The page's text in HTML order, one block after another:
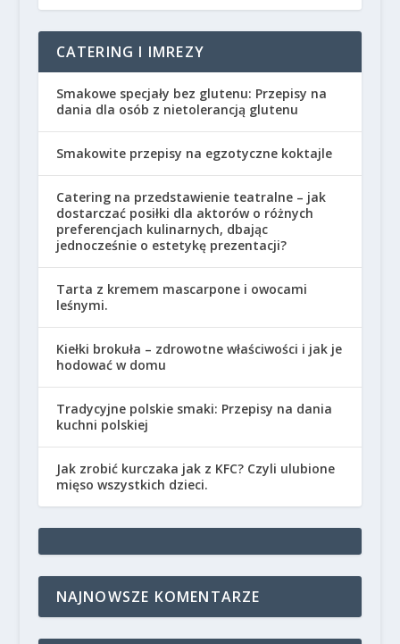
CATERING I IMREZY
Smakowe specjały bez glutenu: Przepisy na
dania dla osób z nietolerancją glutenu
Smakowite przepisy na egzotyczne koktajle
Catering na przedstawienie teatralne – jak
dostarczać posiłki dla aktorów o różnych
preferencjach kulinarnych, dbając
jednocześnie o estetykę prezentacji?
Tarta z kremem mascarpone i owocami
leśnymi.
Kiełki brokuła – zdrowotne właściwości i jak je
hodować w domu
Tradycyjne polskie smaki: Przepisy na dania
kuchni polskiej
Jak zrobić kurczaka jak z KFC? Czyli ulubione
mięso wszystkich dzieci.
NAJNOWSZE KOMENTARZE